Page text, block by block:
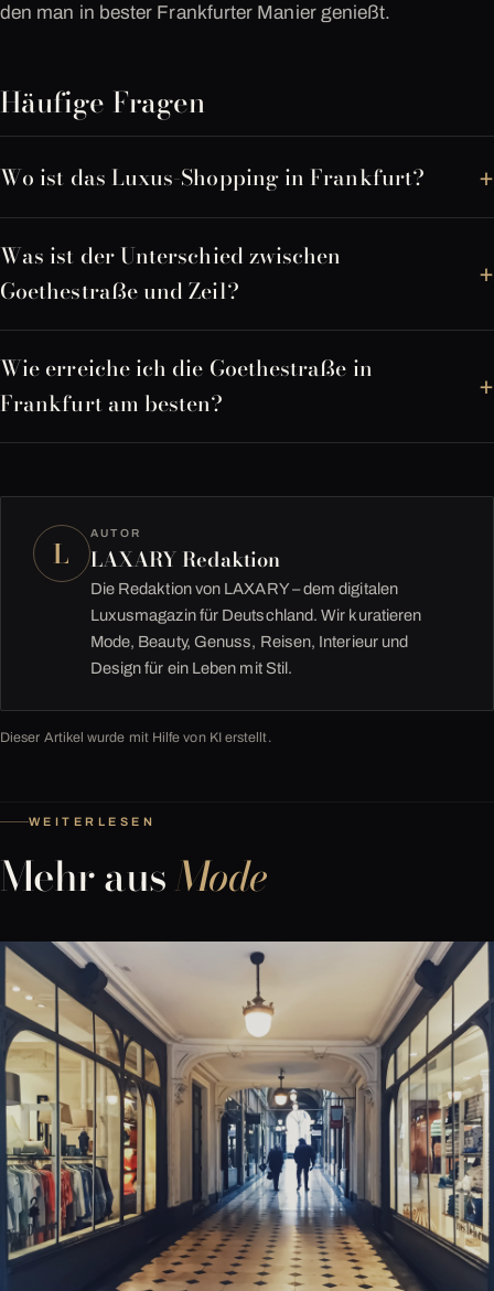
den man in bester Frankfurter Manier genießt.
Häufige Fragen
Wo ist das Luxus-Shopping in Frankfurt?
Was ist der Unterschied zwischen
Goethestraße und Zeil?
Wie erreiche ich die Goethestraße in
Frankfurt am besten?
L AUTOR
LAXARY Redaktion
Die Redaktion von LAXARY – dem digitalen
Luxusmagazin für Deutschland. Wir kuratieren
Mode, Beauty, Genuss, Reisen, Interieur und
Design für ein Leben mit Stil.
Dieser Artikel wurde mit Hilfe von KI erstellt.
WEITERLESEN
Mehr ausMode